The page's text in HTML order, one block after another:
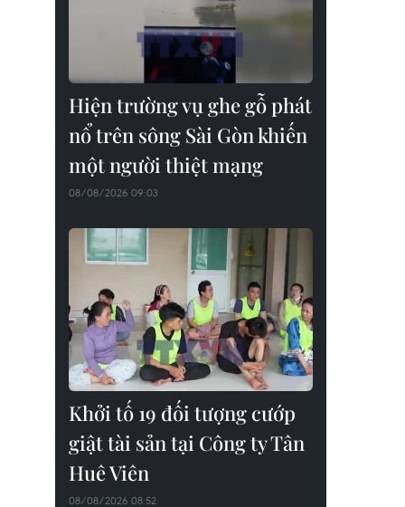
Hiện trường vụ ghe gỗ phát
nổ trên sông Sài Gòn khiến
một người thiệt mạng
08/08/2026 09:03
Khởi tố 19 đối tượng cướp
giật tài sản tại Công ty Tân
Huê Viên
08/08/2026 08:52